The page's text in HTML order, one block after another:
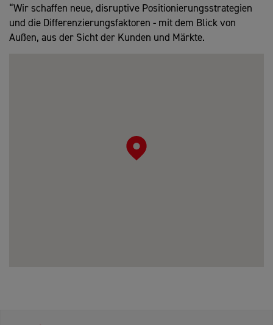
“Wir schaffen neue, disruptive Positionierungsstrategien
und die Differenzierungsfaktoren - mit dem Blick von
Außen, aus der Sicht der Kunden und Märkte.